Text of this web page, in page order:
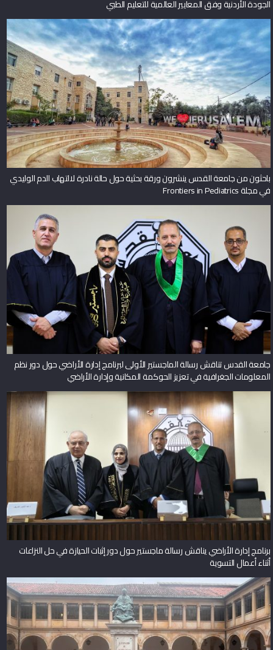
الجودة الأردنية وفق المعايير العالمية للتعليم الطبي
باحثون من جامعة القدس ينشرون ورقة بحثية حول حالة نادرة لالتهاب الدم الوليدي
في مجلة Frontiers in Pediatrics
جامعة القدس تناقش رسالة الماجستير الأولى لبرنامج إدارة الأراضي حول دور نظم
المعلومات الجغرافية في تعزيز الحوكمة المكانية وإدارة الأراضي
برنامج إدارة الأراضي يناقش رسالة ماجستير حول دور إثبات الحيازة في حل النزاعات
أثناء أعمال التسوية